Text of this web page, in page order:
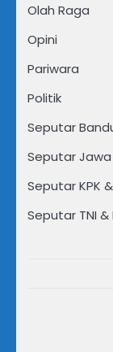
Olah Raga
Opini
Pariwara
Politik
Seputar
Seputar
Seputar KPK
Seputar TNI &